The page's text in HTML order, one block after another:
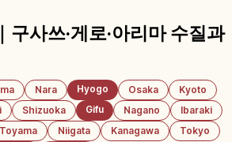
구사쓰·게로·아리마 수질과
Nara Hyogo Osaka
Kyoto
Shizuoka Gifu Nagano
Ibaraki
Toyama Niigata Kanagawa
Tokyo